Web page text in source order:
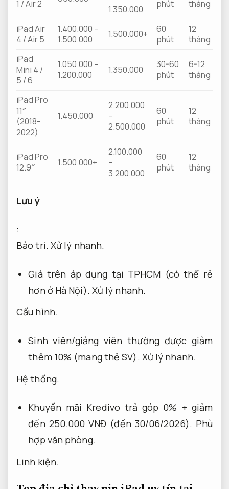
1 / Air 2
1.350.000
phút
tháng
iPad Air
4 / Air 5
1.400.000 –
1.500.000
1.500.000+
60
phút
12
tháng
iPad
Mini 4 /
5 / 6
1.050.000 –
1.200.000
1.350.000
30-60
phút
6-12
tháng
iPad Pro
11″
(2018-
2022)
1.450.000
2.200.000
–
2.500.000
60
phút
12
tháng
iPad Pro
12.9″
1.500.000+
2.100.000
–
3.200.000
60
phút
12
tháng
Lưu ý
:
Bảo trì. Xử lý nhanh.
Giá trên áp dụng tại TPHCM (có thể rẻ
hơn ở Hà Nội). Xử lý nhanh.
Cấu hình.
Sinh viên/giảng viên thường được giảm
thêm 10% (mang thẻ SV). Xử lý nhanh.
Hệ thống.
Khuyến mãi Kredivo trả góp 0% + giảm
đến 250.000 VNĐ (đến 30/06/2026). Phù
hợp văn phòng.
Linh kiện.